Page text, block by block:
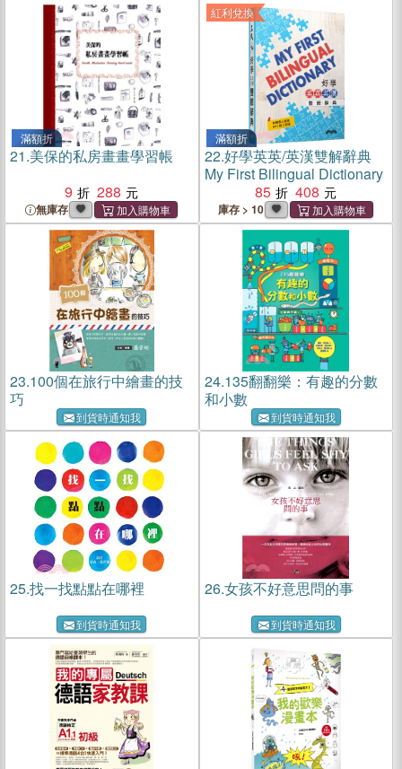
滿額折
21.美保的私房畫畫學習帳
9
288
無庫存
紅利兌換
滿額折
22.好學英英/英漢雙解辭典
My First Bilingual Dictionary
85
408
庫存 > 10
23.100個在旅行中繪畫的技
巧
到貨時通知我
24.135翻翻樂：有趣的分數
和小數
到貨時通知我
25.找一找點點在哪裡
到貨時通知我
26.女孩不好意思問的事
到貨時通知我